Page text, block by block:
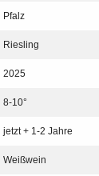
Pfalz
Riesling
2025
8-10°
jetzt + 1-2 Jahre
Weißwein